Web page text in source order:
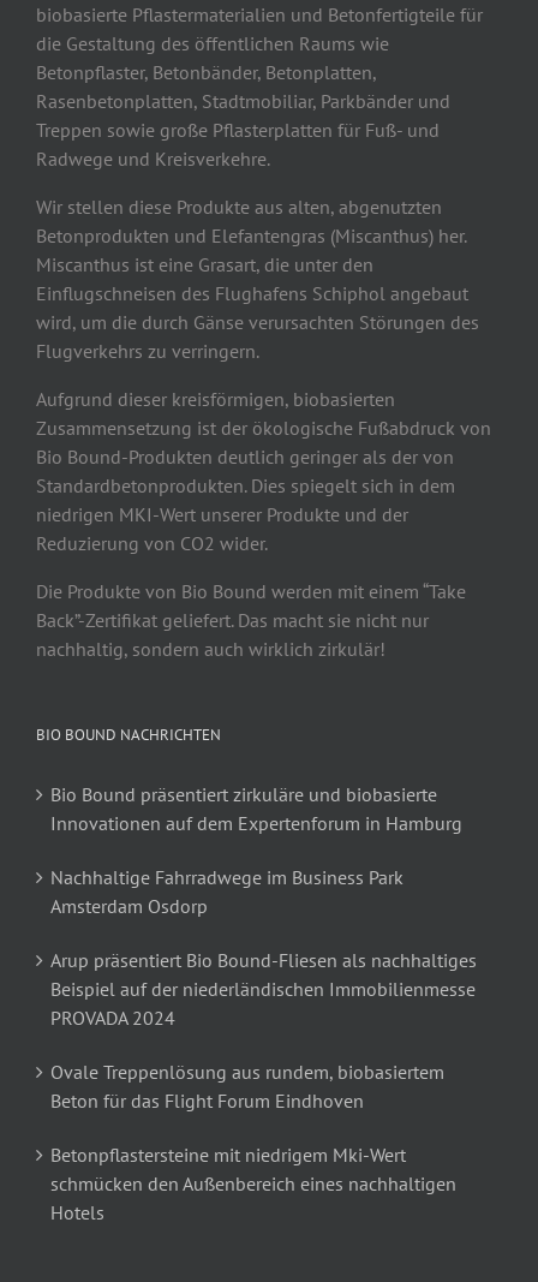
biobasierte Pflastermaterialien und Betonfertigteile für
die Gestaltung des öffentlichen Raums wie
Betonpflaster, Betonbänder, Betonplatten,
Rasenbetonplatten, Stadtmobiliar, Parkbänder und
Treppen sowie große Pflasterplatten für Fuß- und
Radwege und Kreisverkehre.
Wir stellen diese Produkte aus alten, abgenutzten
Betonprodukten und Elefantengras (Miscanthus) her.
Miscanthus ist eine Grasart, die unter den
Einflugschneisen des Flughafens Schiphol angebaut
wird, um die durch Gänse verursachten Störungen des
Flugverkehrs zu verringern.
Aufgrund dieser kreisförmigen, biobasierten
Zusammensetzung ist der ökologische Fußabdruck von
Bio Bound-Produkten deutlich geringer als der von
Standardbetonprodukten. Dies spiegelt sich in dem
niedrigen MKI-Wert unserer Produkte und der
Reduzierung von CO2 wider.
Die Produkte von Bio Bound werden mit einem “Take
Back”-Zertifikat geliefert. Das macht sie nicht nur
nachhaltig, sondern auch wirklich zirkulär!
BIO BOUND NACHRICHTEN
Bio Bound präsentiert zirkuläre und biobasierte
Innovationen auf dem Expertenforum in Hamburg
Nachhaltige Fahrradwege im Business Park
Amsterdam Osdorp
Arup präsentiert Bio Bound-Fliesen als nachhaltiges
Beispiel auf der niederländischen Immobilienmesse
PROVADA 2024
Ovale Treppenlösung aus rundem, biobasiertem
Beton für das Flight Forum Eindhoven
Betonpflastersteine mit niedrigem Mki-Wert
schmücken den Außenbereich eines nachhaltigen
Hotels